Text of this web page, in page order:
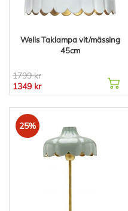
Wells Taklampa vit/mässing
45cm
1799 kr
1349 kr
25%